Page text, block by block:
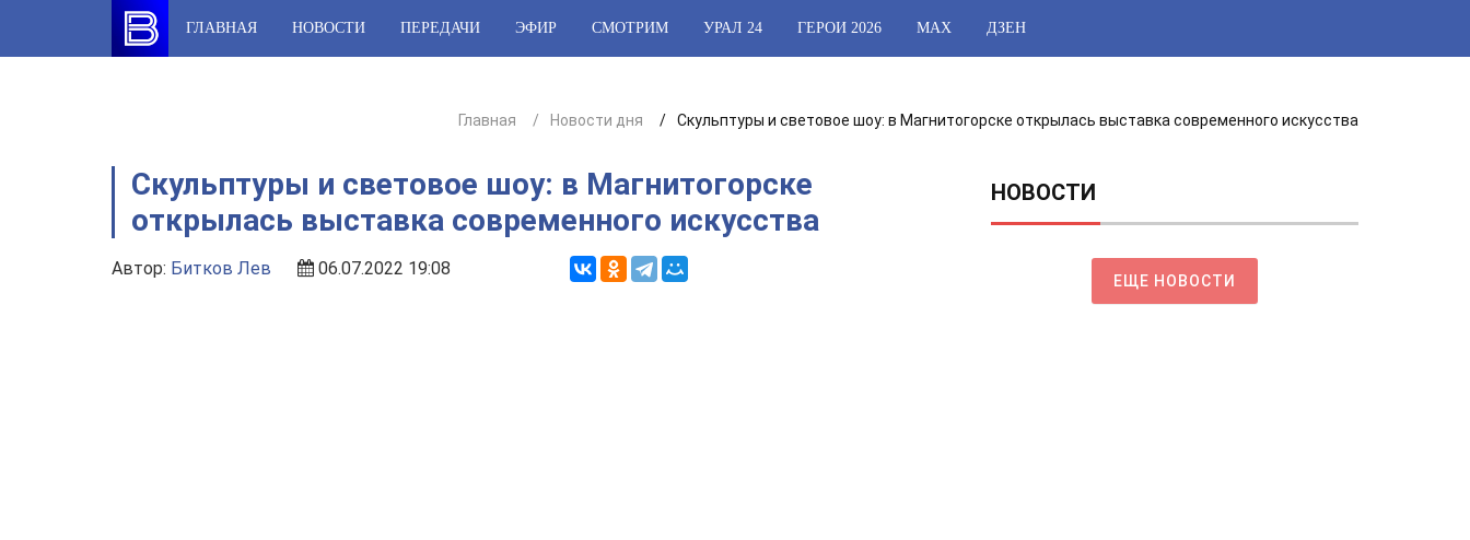
content
ГЛАВНАЯ НОВОСТИ ПЕРЕДАЧИ ЭФИР СМОТРИМ УРАЛ 24 ГЕРОИ 2026 МАХ ДЗЕН
Главная Новости дня Скульптуры и световое шоу: в Магнитогорске открылась выставка современного искусства
Скульптуры и световое шоу: в Магнитогорске
открылась выставка современного искусства
Автор: Битков Лев 06.07.2022 19:08
НОВОСТИ
ЕЩЕ НОВОСТИ